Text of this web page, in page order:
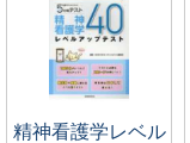
新着図書コーナー
所蔵中
広尾館
精神看護学レベル